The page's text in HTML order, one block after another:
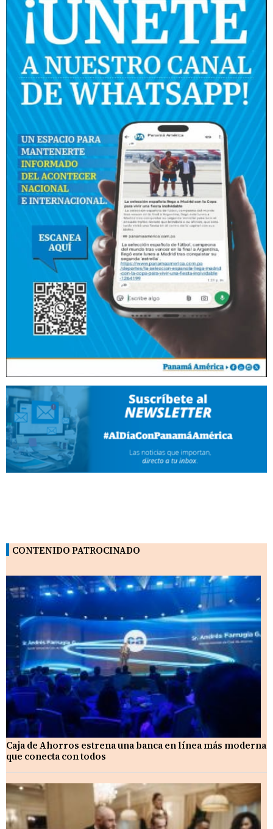
CONTENIDO PATROCINADO
Caja de Ahorros estrena una banca en línea más moderna
que conecta con todos